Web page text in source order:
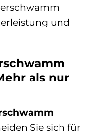
und
als nur
Sie sich für